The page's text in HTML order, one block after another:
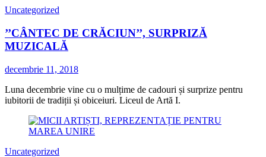
Uncategorized
’’CÂNTEC DE CRĂCIUN’’, SURPRIZĂ
MUZICALĂ
decembrie 11, 2018
Luna decembrie vine cu o mulțime de cadouri și surprize pentru
iubitorii de tradiții și obiceiuri. Liceul de Artă I.
Uncategorized